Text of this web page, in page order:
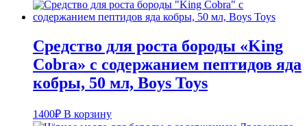
Средство для роста бороды «King
Cobra» с содержанием пептидов яда
кобры, 50 мл, Boys Toys
1400₽ В корзину